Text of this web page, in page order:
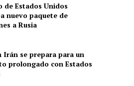
de Estados Unidos
nuevo paquete de
a Rusia
Irán se prepara para un
prolongado con Estados